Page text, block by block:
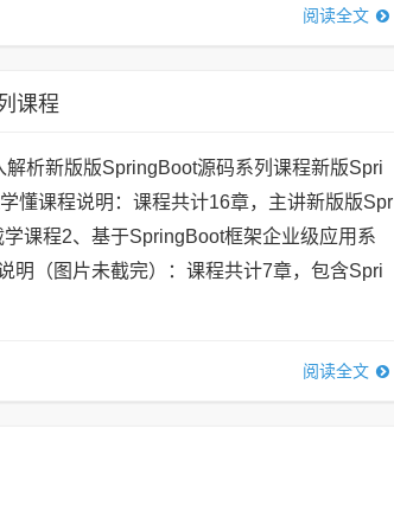
阅读全文
课程
析新版版SpringBoot源码系列课程新版Spri
懂课程说明：课程共计16章，主讲新版版Spr
课程2、基于SpringBoot框架企业级应用系
明（图片未截完）：课程共计7章，包含Spri
阅读全文